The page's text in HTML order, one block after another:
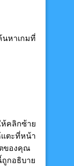
หาเกมที่
คลิกซ้าย
ตะที่หน้า
ของคุณ
กอธิบาย